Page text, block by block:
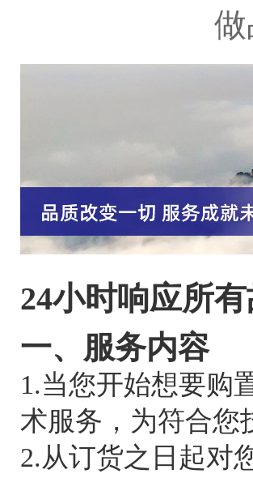
24小时响应所
一、服务内容
1.当您开始想要购
术服务，为符合您
2.从订货之日起对